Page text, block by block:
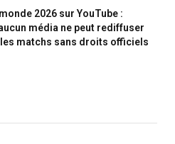
2026 sur YouTube :
média ne peut rediffuser
les matchs sans droits officiels